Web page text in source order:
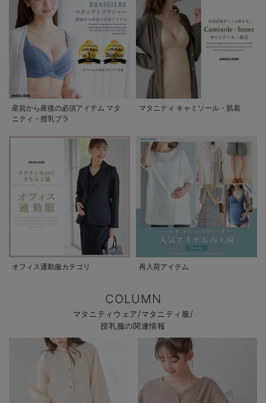
産前から産後の必須アイテム マタ
ニティ・授乳ブラ
マタニティ キャミソール・肌着
オフィス通勤服カテゴリ 再入荷アイテム
COLUMN
マタニティウェア/マタニティ服/
授乳服の関連情報